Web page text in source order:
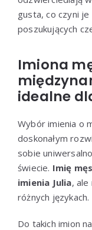
gusta, co czyni
poszukujących
Imiona
idealne
Wybór imienia o
doskonałym
sobie
świecie. Imię
imienia Julia,
różnych językach.
Do takich imion